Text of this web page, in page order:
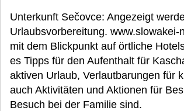
Unterkunft Sečovce: Angezeigt
Urlaubsvorbereitung.
mit dem Blickpunkt auf örtliche
es Tipps für den Aufenthalt für
aktiven Urlaub, Verlautbarungen für
auch Aktivitäten und Aktionen für
Besuch bei der Familie sind.